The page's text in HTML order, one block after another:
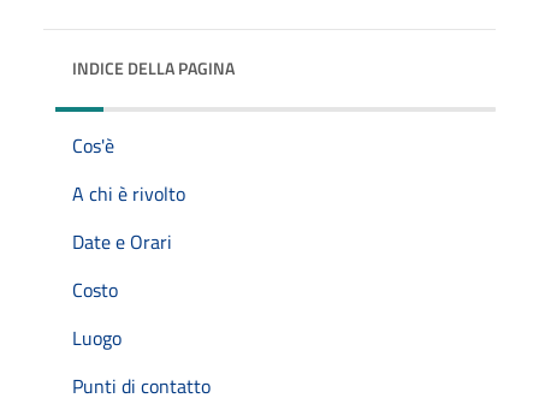
INDICE DELLA PAGINA
Cos'è
A chi è rivolto
Date e Orari
Costo
Luogo
Punti di contatto